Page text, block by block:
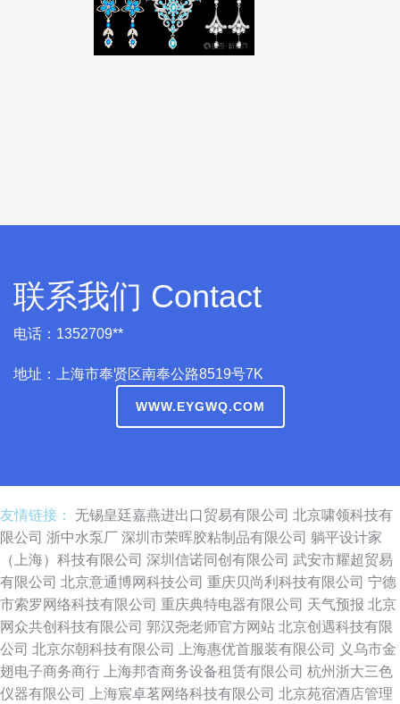
联系我们 Contact
电话：1352709**
地址：上海市奉贤区南奉公路8519号7K
WWW.EYGWQ.COM
友情链接： 无锡皇廷嘉燕进出口贸易有限公司 北京啸领科技有
限公司 浙中水泵厂 深圳市荣晖胶粘制品有限公司 躺平设计家
（上海）科技有限公司 深圳信诺同创有限公司 武安市耀超贸易
有限公司 北京意通博网科技公司 重庆贝尚利科技有限公司 宁德
市索罗网络科技有限公司 重庆典特电器有限公司 天气预报 北京
网众共创科技有限公司 郭汉尧老师官方网站 北京创遇科技有限
公司 北京尔朝科技有限公司 上海惠优首服装有限公司
义乌市金
翅电子商务商行
上海邦杳商务设备租赁有限公司 杭州浙大三色
仪器有限公司
上海宸卓茗网络科技有限公司 北京苑宿酒店管理